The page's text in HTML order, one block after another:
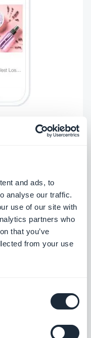
and ads, to
analyse our traffic.
use of our site with
partners who
that you’ve
from your use
le notifiche push.
Facebook
gli eventi
app. Con diversi
la visualizzazione
sacco di grandi
un link per le
sicuramente
di creare i